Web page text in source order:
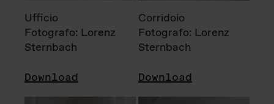
Ufficio
Fotografo: Lorenz
Sternbach
Download
Corridoio
Fotografo: Lorenz
Sternbach
Download